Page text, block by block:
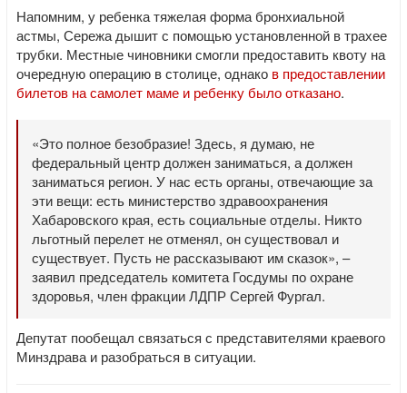
Напомним, у ребенка тяжелая форма бронхиальной
астмы, Сережа дышит с помощью установленной в трахее
трубки. Местные чиновники смогли предоставить квоту на
очередную операцию в столице, однако в предоставлении
билетов на самолет маме и ребенку было отказано.
«Это полное безобразие! Здесь, я думаю, не
федеральный центр должен заниматься, а должен
заниматься регион. У нас есть органы, отвечающие за
эти вещи: есть министерство здравоохранения
Хабаровского края, есть социальные отделы. Никто
льготный перелет не отменял, он существовал и
существует. Пусть не рассказывают им сказок», –
заявил председатель комитета Госдумы по охране
здоровья, член фракции ЛДПР Сергей Фургал.
Депутат пообещал связаться с представителями краевого
Минздрава и разобраться в ситуации.